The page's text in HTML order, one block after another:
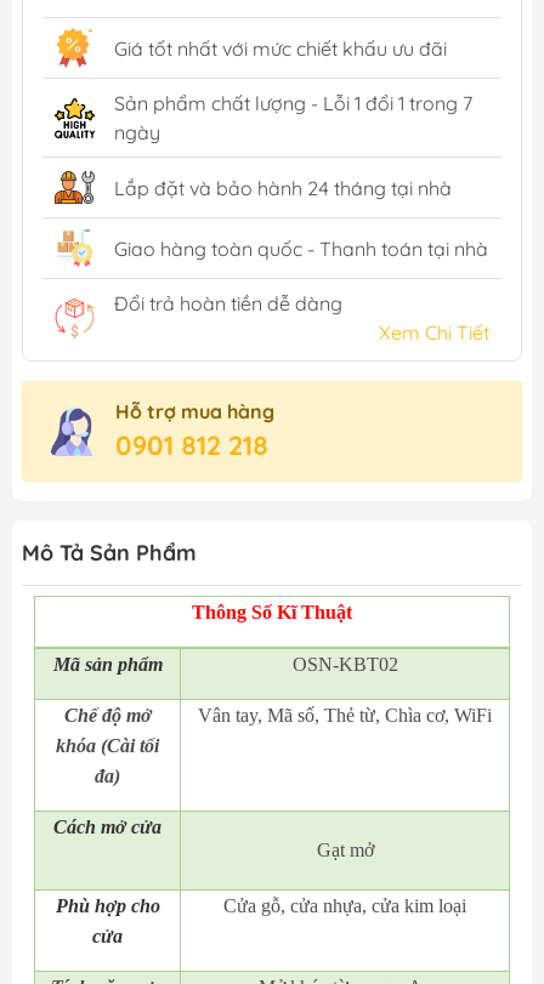
Giá tốt nhất với mức chiết khấu ưu đãi
Sản phẩm chất lượng - Lỗi 1 đổi 1 trong 7
ngày
Lắp đặt và bảo hành 24 tháng tại nhà
Giao hàng toàn quốc - Thanh toán tại nhà
Đổi trả hoàn tiền dễ dàng
Xem Chi Tiết
Hỗ trợ mua hàng
0901 812 218
Mô Tả Sản Phẩm
Thông Số Kĩ Thuật
Mã sản phẩm OSN-KBT02
Chế độ mở
khóa (Cài tối
đa)
Vân tay, Mã số, Thẻ từ, Chìa cơ, WiFi
Cách mở cửa
Gạt mở
Phù hợp cho
cửa
Cửa gỗ, cửa nhựa, cửa kim loại